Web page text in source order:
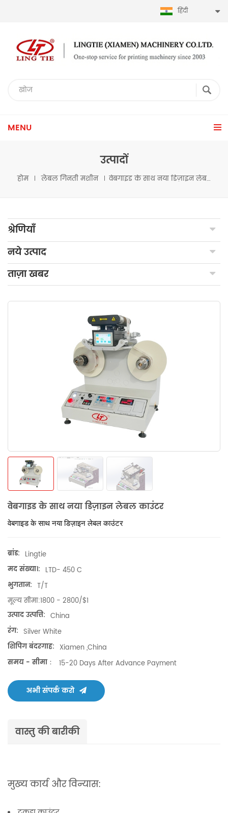
हिंदी
MENU
उत्पादों
होम लेबल गिनती मशीन वेबगाइड के साथ नया डिज़ाइन लेबल काउंटर
श्रेणियाँ
नये उत्पाद
ताज़ा खबर
वेबगाइड के साथ नया डिज़ाइन लेबल काउंटर
वेबगाइड के साथ नया डिज़ाइन लेबल काउंटर
ब्रांड: Lingtie
मद संख्या।: LTD- 450 C
भुगतान: T/T
मूल्य सीमा:1800 - 2800/$1
उत्पाद उत्पत्ति: China
रंग: Silver White
शिपिंग बंदरगाह: Xiamen ,China
समय - सीमा：
15-20 Days After Advance Payment
अभी संपर्क करो
वास्तु की बारीकी
मुख्य कार्य और विन्यास: